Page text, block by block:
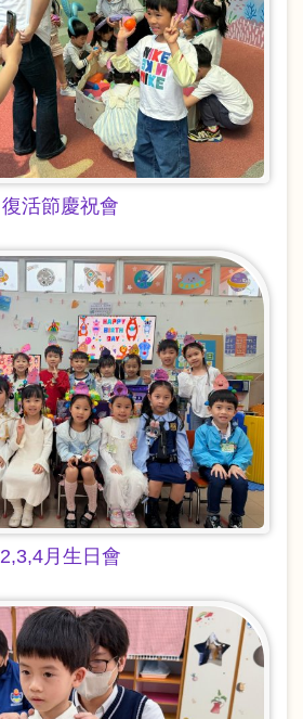
復活節慶祝會
2,3,4月生日會